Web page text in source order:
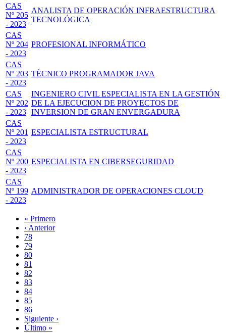
CAS
Nº 205
- 2023
ANALISTA DE OPERACIÓN INFRAESTRUCTURA
TECNOLÓGICA
CAS
Nº 204
- 2023
PROFESIONAL INFORMÁTICO
CAS
Nº 203
- 2023
TÉCNICO PROGRAMADOR JAVA
CAS
Nº 202
- 2023
INGENIERO CIVIL ESPECIALISTA EN LA GESTIÓN
DE LA EJECUCION DE PROYECTOS DE
INVERSION DE GRAN ENVERGADURA
CAS
Nº 201
- 2023
ESPECIALISTA ESTRUCTURAL
CAS
Nº 200
- 2023
ESPECIALISTA EN CIBERSEGURIDAD
CAS
Nº 199
- 2023
ADMINISTRADOR DE OPERACIONES CLOUD
Paginación
Primera
página
« Primero
Página
anterior
‹ Anterior
Page
78
Page
79
Page
80
Page
81
Página
actual
82
Page
83
Page
84
Page
85
Page
86
Siguiente
página
Siguiente ›
Última
Último »